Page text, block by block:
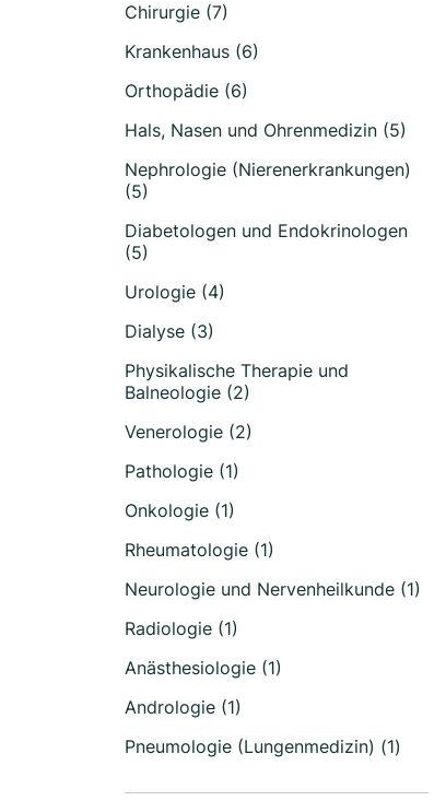
Chirurgie (7)
Krankenhaus (6)
Orthopädie (6)
Hals, Nasen und Ohrenmedizin (5)
Nephrologie (Nierenerkrankungen)
(5)
Diabetologen und Endokrinologen
(5)
Urologie (4)
Dialyse (3)
Physikalische Therapie und
Balneologie (2)
Venerologie (2)
Pathologie (1)
Onkologie (1)
Rheumatologie (1)
Neurologie und Nervenheilkunde (1)
Radiologie (1)
Anästhesiologie (1)
Andrologie (1)
Pneumologie (Lungenmedizin) (1)